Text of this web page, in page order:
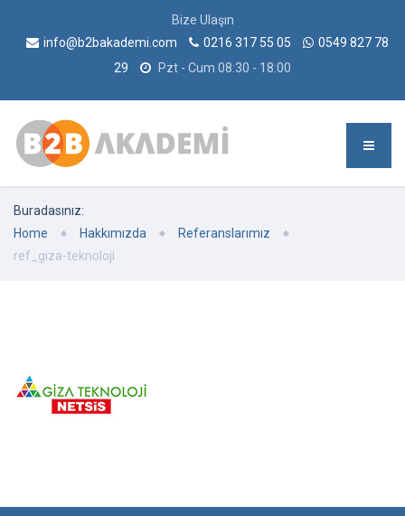
Bize Ulaşın
info@b2bakademi.com
0216 317 55 05
0549 827 78
29
Pzt - Cum 08:30 - 18:00
Buradasınız:
Home
Hakkımızda
Referanslarımız
ref_giza-teknoloji